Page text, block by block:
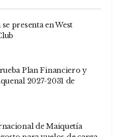
presenta en West
Plan Financiero y
2027-2031 de
de Maiquetía